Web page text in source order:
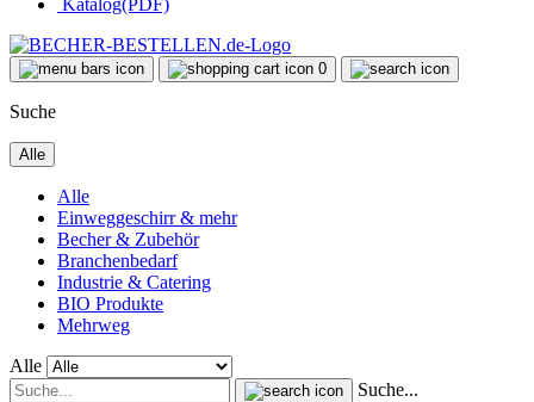
Katalog(PDF)
0
Suche
Alle
Alle
Einweggeschirr & mehr
Becher & Zubehör
Branchenbedarf
Industrie & Catering
BIO Produkte
Mehrweg
Alle
Suche...